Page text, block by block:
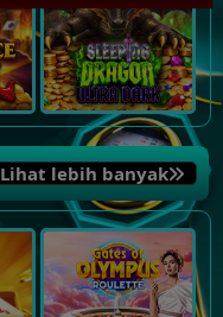
Lihat lebih banyak